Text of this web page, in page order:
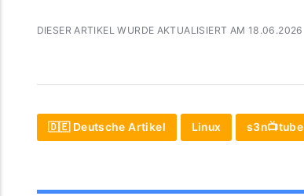
DIESER ARTIKEL WURDE AKTUALISIERT AM 18.06.2026
🇩🇪 Deutsche Artikel Linux s3n📺tube